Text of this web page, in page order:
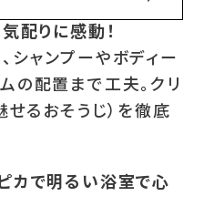
配りに感動！
シャンプーやボディー
の配置まで工夫。クリ
せるおそうじ）を徹底
カで明るい浴室で心